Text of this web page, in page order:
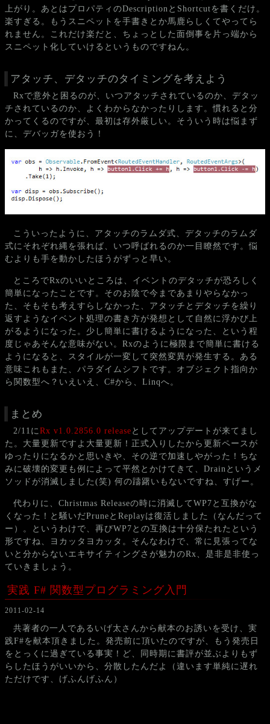
上がり。あとはプロパティのDescriptionとShortcutを書くだけ。
楽すぎる。もうスニペットを手書きとか馬鹿らしくてやってら
れません。これだけ楽だと、ちょっとした面倒事を片っ端から
スニペット化していけるというものですねん。
アタッチ、デタッチのタイミングを考えよう
Rxで意外と困るのが、いつアタッチされているのか、デタッ
チされているのか、よくわからなかったりします。慣れると分
かってくるのですが、最初は存外厳しい。そういう時は悩まず
に、デバッガを使おう！
こういったように、アタッチのラムダ式、デタッチのラムダ
式にそれぞれ縄を張れば、いつ呼ばれるのか一目瞭然です。悩
むよりも手を動かしたほうがずっと早い。
ところでRxのいいところは、イベントのデタッチが恐ろしく
簡単になったことです。そのお陰で今まであまりやらなかっ
た、そもそも考えすらしなかった、アタッチとデタッチを繰り
返すようなイベント処理の書き方が発想として自然に浮かび上
がるようになった。少し簡単に書けるようになった、という程
度じゃあそんな意味がない。Rxのように極限まで簡単に書ける
ようになると、スタイルが一変して突然変異が発生する。ある
意味これもまた、パラダイムシフトです。オブジェクト指向か
ら関数型へ？いえいえ、C#から、Linqへ。
まとめ
2/11に Rx v1.0.2856.0 release としてアップデートが来てまし
た。大量更新ですよ大量更新！正式入りしたから更新ペースが
ゆったりになるかと思いきや、その逆で加速しやがった！ちな
みに破壊的変更も例によって平然とかけてきて、Drainというメ
ソッドが消滅しました(笑) 何の躊躇いもないですね、すげー。
代わりに、Christmas Releaseの時に消滅してWP7と互換がな
くなった！と騒いだPruneとReplayは復活しました（なんだって
ー）。というわけで、再びWP7との互換は十分保たれたという
形ですね、ヨカッタヨカッタ。そんなわけで、常に見張ってな
いと分からないエキサイティングさが魅力のRx、是非是非使っ
ていきましょう。
実践 F# 関数型プログラミング入門
2011-02-14
共著者の一人であるいげ太さんから献本のお誘いを受け、実
践F#を献本頂きました。発売前に頂いたのですが、もう発売日
をとっくに過ぎている事実！ど、同時期に書評が並ぶよりもず
らしたほうがいいから、分散したんだよ（違います単純に遅れ
ただけです、げふんげふん）